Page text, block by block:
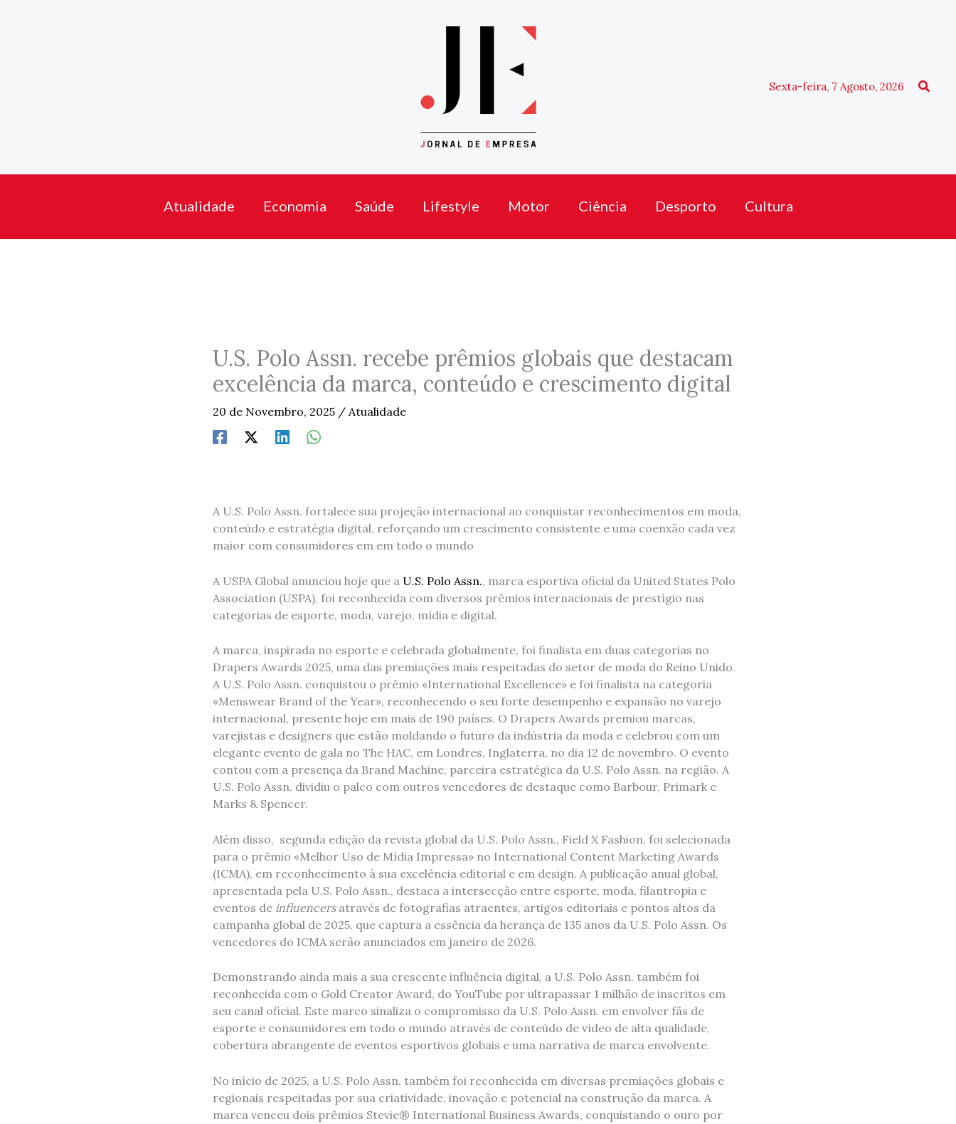
Sexta-feira, 7 Agosto, 2026
Atualidade Economia Saúde Lifestyle Motor Ciência Desporto Cultura
U.S. Polo Assn. recebe prêmios globais que destacam
excelência da marca, conteúdo e crescimento digital
20 de Novembro, 2025 / Atualidade
A U.S. Polo Assn. fortalece sua projeção internacional ao conquistar reconhecimentos em moda,
conteúdo e estratégia digital, reforçando um crescimento consistente e uma coenxão cada vez
maior com consumidores em em todo o mundo
A USPA Global anunciou hoje que a U.S. Polo Assn., marca esportiva oficial da United States Polo
Association (USPA), foi reconhecida com diversos prêmios internacionais de prestígio nas
categorias de esporte, moda, varejo, mídia e digital.
A marca, inspirada no esporte e celebrada globalmente, foi finalista em duas categorias no
Drapers Awards 2025, uma das premiações mais respeitadas do setor de moda do Reino Unido.
A U.S. Polo Assn. conquistou o prêmio «International Excellence» e foi finalista na categoria
«Menswear Brand of the Year», reconhecendo o seu forte desempenho e expansão no varejo
internacional, presente hoje em mais de 190 países. O Drapers Awards premiou marcas,
varejistas e designers que estão moldando o futuro da indústria da moda e celebrou com um
elegante evento de gala no The HAC, em Londres, Inglaterra, no dia 12 de novembro. O evento
contou com a presença da Brand Machine, parceira estratégica da U.S. Polo Assn. na região. A
U.S. Polo Assn. dividiu o palco com outros vencedores de destaque como Barbour, Primark e
Marks & Spencer.
Além disso, segunda edição da revista global da U.S. Polo Assn., Field X Fashion, foi selecionada
para o prêmio «Melhor Uso de Mídia Impressa» no International Content Marketing Awards
(ICMA), em reconhecimento à sua excelência editorial e em design. A publicação anual global,
apresentada pela U.S. Polo Assn., destaca a intersecção entre esporte, moda, filantropia e
eventos de influencersatravés de fotografias atraentes, artigos editoriais e pontos altos da
campanha global de 2025, que captura a essência da herança de 135 anos da U.S. Polo Assn. Os
vencedores do ICMA serão anunciados em janeiro de 2026.
Demonstrando ainda mais a sua crescente influência digital, a U.S. Polo Assn. também foi
reconhecida com o Gold Creator Award, do YouTube por ultrapassar 1 milhão de inscritos em
seu canal oficial. Este marco sinaliza o compromisso da U.S. Polo Assn. em envolver fãs de
esporte e consumidores em todo o mundo através de conteúdo de vídeo de alta qualidade,
cobertura abrangente de eventos esportivos globais e uma narrativa de marca envolvente.
No início de 2025, a U.S. Polo Assn. também foi reconhecida em diversas premiações globais e
regionais respeitadas por sua criatividade, inovação e potencial na construção da marca. A
marca venceu dois prêmios Stevie® International Business Awards, conquistando o ouro por